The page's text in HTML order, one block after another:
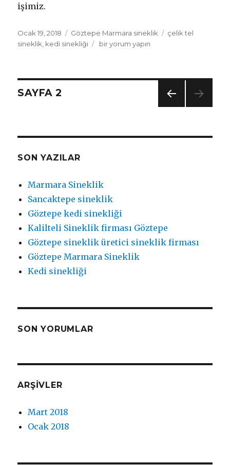
işimiz.
Yayın
tarihi
Ocak 19, 2018 Kategoriler
Göztepe Marmara sineklik Etiketler
çelik tel
sineklik kedi sinekliği
Kedi
bir yorum yapın
Yazı
A
SAYFA 2
SON YAZILAR
Marmara Sineklik
Sancaktepe sineklik
Göztepe kedi sinekliği
Kalilteli Sineklik firması Göztepe
Göztepe sineklik üretici sineklik firması
Göztepe Marmara Sineklik
Kedi sinekliği
SON YORUMLAR
ARŞIVLER
Mart 2018
Ocak 2018